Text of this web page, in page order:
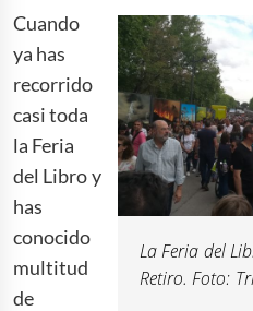
La Feria del
Retiro. Foto:
Cuando
ya has
recorrido
casi toda
la Feria
del Libro y
has
conocido
multitud
de